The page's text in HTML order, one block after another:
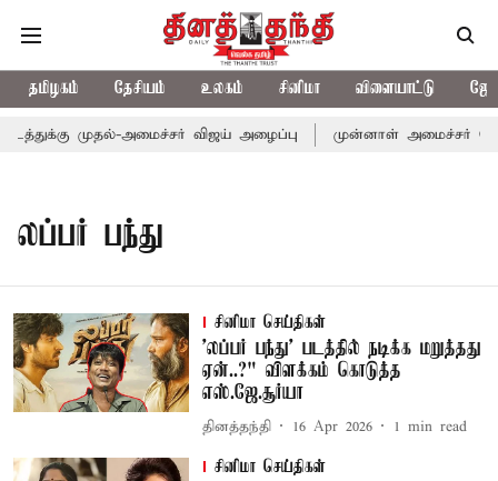
தமிழகம் தேசியம் உலகம் சினிமா விளையாட்டு
முதல்-அமைச்சர் விஜய் அழைப்பு முன்னாள் அமைச்சர்
லப்பர் பந்து
சினிமா செய்திகள்
'லப்பர் பந்து' படத்தில் நடிக்க மறுத்தது
ஏன்..?" விளக்கம் கொடுத்த
எஸ்.ஜே.சூர்யா
தினத்தந்தி 16 Apr 2026 1 min read
சினிமா செய்திகள்